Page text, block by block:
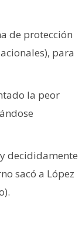
de protección
para
la peor
decididamente
sacó a López